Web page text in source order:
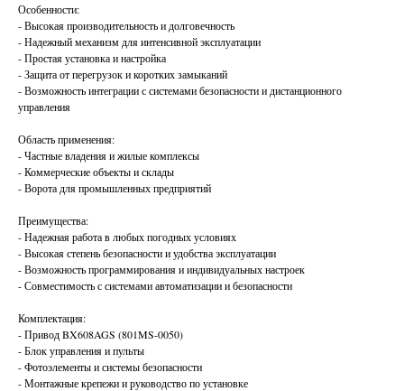
Особенности:
- Высокая производительность и долговечность
- Надежный механизм для интенсивной эксплуатации
- Простая установка и настройка
- Защита от перегрузок и коротких замыканий
- Возможность интеграции с системами безопасности и дистанционного
управления
Область применения:
- Частные владения и жилые комплексы
- Коммерческие объекты и склады
- Ворота для промышленных предприятий
Преимущества:
- Надежная работа в любых погодных условиях
- Высокая степень безопасности и удобства эксплуатации
- Возможность программирования и индивидуальных настроек
- Совместимость с системами автоматизации и безопасности
Комплектация:
- Привод BX608AGS (801MS-0050)
- Блок управления и пульты
- Фотоэлементы и системы безопасности
- Монтажные крепежи и руководство по установке